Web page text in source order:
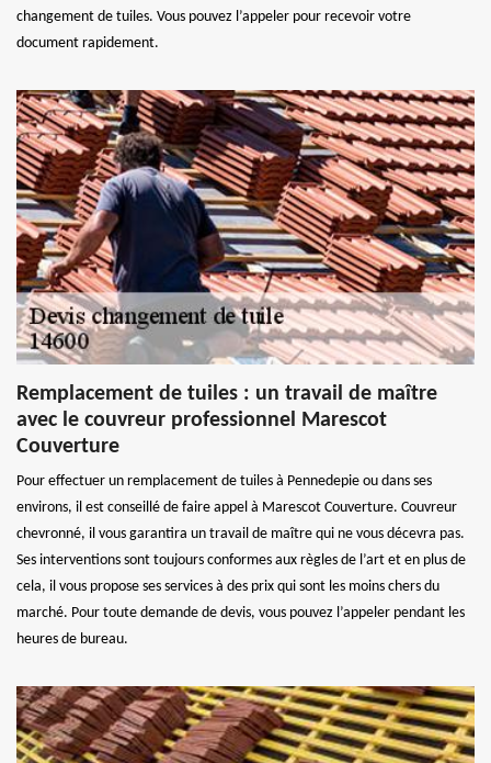
changement de tuiles. Vous pouvez l’appeler pour recevoir votre
document rapidement.
Remplacement de tuiles : un travail de maître
avec le couvreur professionnel Marescot
Couverture
Pour effectuer un remplacement de tuiles à Pennedepie ou dans ses
environs, il est conseillé de faire appel à Marescot Couverture. Couvreur
chevronné, il vous garantira un travail de maître qui ne vous décevra pas.
Ses interventions sont toujours conformes aux règles de l’art et en plus de
cela, il vous propose ses services à des prix qui sont les moins chers du
marché. Pour toute demande de devis, vous pouvez l’appeler pendant les
heures de bureau.